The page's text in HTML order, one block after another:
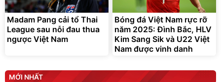
Madam Pang cải tổ Thai
League sau nỗi đau thua
ngược Việt Nam
Bóng đá Việt Nam rực rỡ
năm 2025: Đình Bắc, HLV
Kim Sang Sik và U22 Việt
Nam được vinh danh
MỚI NHẤT